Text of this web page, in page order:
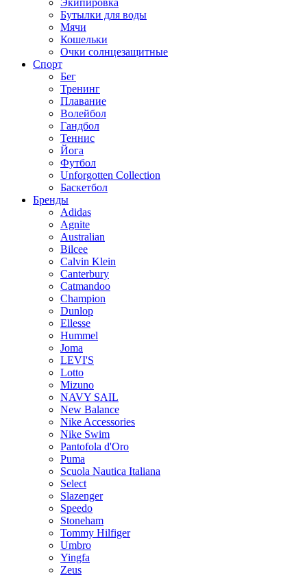
Экипировка
Бутылки для воды
Мячи
Кошельки
Очки солнцезащитные
Спорт
Бег
Тренинг
Плавание
Волейбол
Гандбол
Теннис
Йога
Футбол
Unforgotten Collection
Баскетбол
Бренды
Adidas
Agnite
Australian
Bilcee
Calvin Klein
Canterbury
Catmandoo
Champion
Dunlop
Ellesse
Hummel
Joma
LEVI'S
Lotto
Mizuno
NAVY SAIL
New Balance
Nike Accessories
Nike Swim
Pantofola d'Oro
Puma
Scuola Nautica Italiana
Select
Slazenger
Speedo
Stoneham
Tommy Hilfiger
Umbro
Yingfa
Zeus